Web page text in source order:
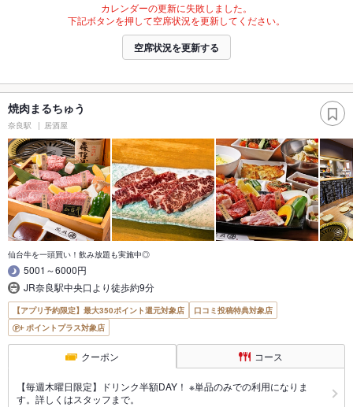
カレンダーの更新に失敗しました。
下記ボタンを押して空席状況を更新してください。
空席状況を更新する
焼肉まるちゅう
奈良駅 居酒屋
仙台牛を一頭買い！飲み放題も実施中◎
5001～6000円
JR奈良駅中央口より徒歩約9分
【アプリ予約限定】最大350ポイント還元対象店
口コミ投稿特典対象店
ポイントプラス対象店
クーポン コース
【毎週木曜日限定】ドリンク半額DAY！ ※単品のみでの利用になりま
す。詳しくはスタッフまで。